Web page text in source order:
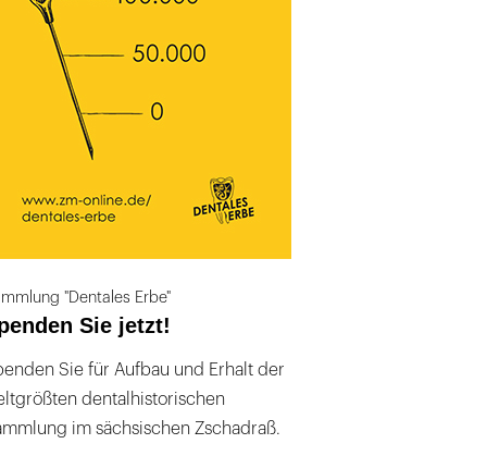
"Dentales Erbe"
Sie jetzt!
Sie für Aufbau und Erhalt der
dentalhistorischen
im sächsischen Zschadraß.